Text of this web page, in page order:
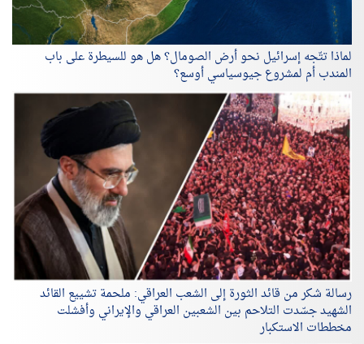
لماذا تتّجه إسرائيل نحو أرض الصومال؟ هل هو للسيطرة على باب
المندب أم لمشروع جيوسياسي أوسع؟
رسالة شكر من قائد الثورة إلى الشعب العراقي: ملحمة تشييع القائد
الشهيد جسّدت التلاحم بين الشعبين العراقي والإيراني وأفشلت
مخططات الاستكبار